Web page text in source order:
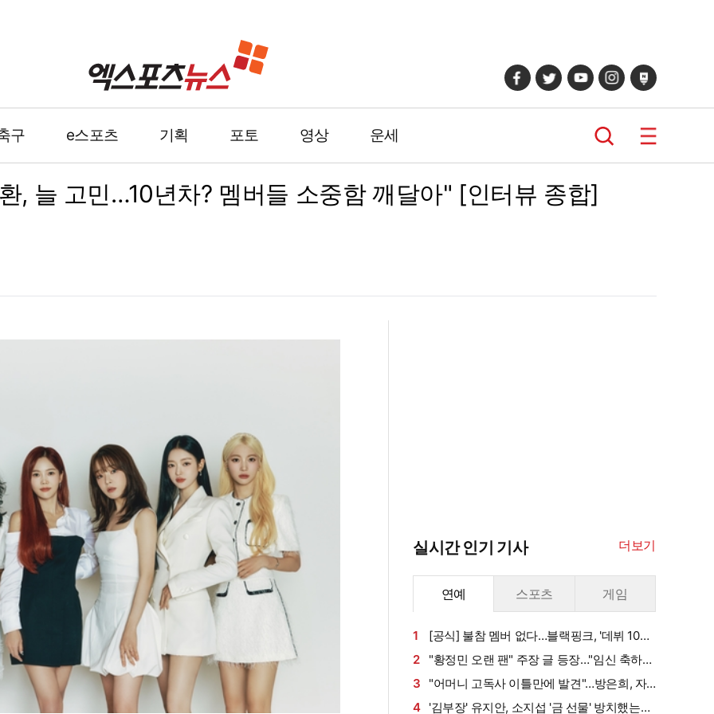
구 e스포츠 기획 포토 영상 운세
, 늘 고민…10년차? 멤버들 소중함 깨달아" [인터뷰 종합]
실시간 인기 기사 더보기
연예 스포츠 게임
1
[공식] 불참 멤버 없다…블랙핑크, '데뷔 10주
년' 전원 참석
2
"황정민 오랜 팬" 주장 글 등장…"임신 축하
전화·남편과 식사도" 온라인 확산 [엑's 이슈]
3
"어머니 고독사 이틀만에 발견"…방은희, 자
책감에 오열 (특종세상)[전일야화]
4 '김부장' 유지안, 소지섭 '금 선물' 방치했는